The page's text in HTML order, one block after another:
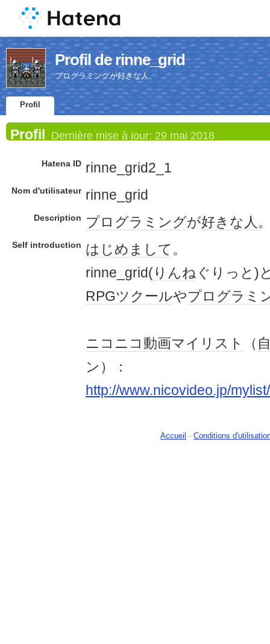
Profil de rinne_grid
プログラミングが好きな人。
Profil
Profil Dernière mise à jour: 29 mai 2018
Hatena ID rinne_grid2_1
Nom d'utilisateur rinne_grid
Description プログラミングが好きな人
Self introduction はじめまして 。
rinne_grid(りんね ぐりっと)
RPGツクールやプログラミ
ニコニコ動画マイリスト （
ン）：
http://www.nicovideo.jp/
Accueil - Conditions